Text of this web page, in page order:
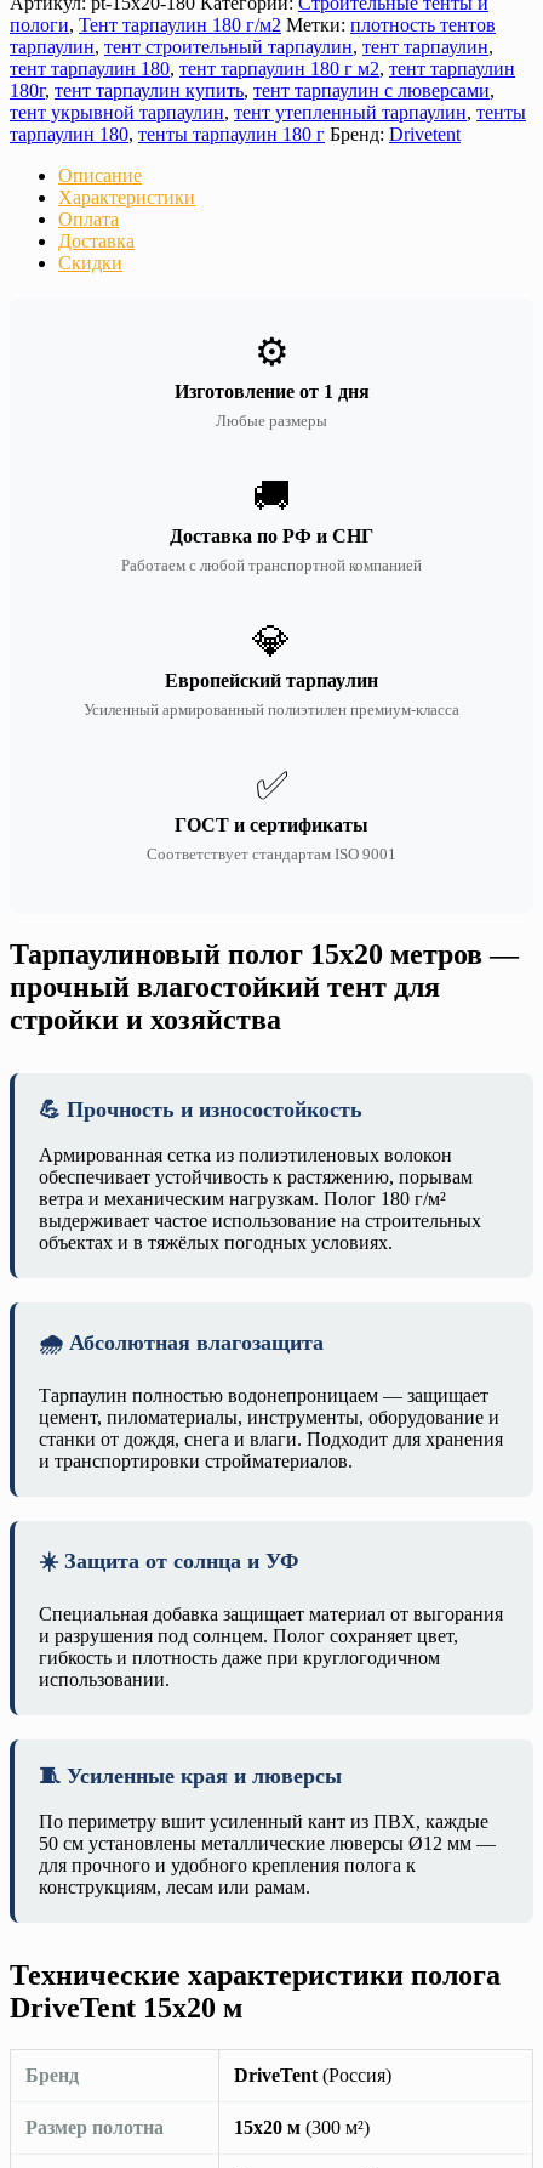
пологи, Тент тарпаулин 180 г/м2 Метки: плотность тентов
тарпаулин, тент строительный тарпаулин, тент тарпаулин,
тент тарпаулин 180, тент тарпаулин 180 г м2, тент тарпаулин
180г, тент тарпаулин купить, тент тарпаулин с люверсами,
тент укрывной тарпаулин, тент утепленный тарпаулин, тенты
тарпаулин 180, тенты тарпаулин 180 г Бренд: Drivetent
Описание
Характеристики
Оплата
Доставка
Скидки
⚙️
Изготовление от 1 дня
Любые размеры
🚚
Доставка по РФ и СНГ
Работаем с любой транспортной компанией
💎
Европейский тарпаулин
Усиленный армированный полиэтилен премиум-класса
✅
ГОСТ и сертификаты
Соответствует стандартам ISO 9001
Тарпаулиновый полог 15х20 метров —
прочный влагостойкий тент для
стройки и хозяйства
💪 Прочность и износостойкость
Армированная сетка из полиэтиленовых волокон
обеспечивает устойчивость к растяжению, порывам
ветра и механическим нагрузкам. Полог 180 г/м²
выдерживает частое использование на строительных
объектах и в тяжёлых погодных условиях.
🌧️ Абсолютная влагозащита
Тарпаулин полностью водонепроницаем — защищает
цемент, пиломатериалы, инструменты, оборудование и
станки от дождя, снега и влаги. Подходит для хранения
и транспортировки стройматериалов.
☀️ Защита от солнца и УФ
Специальная добавка защищает материал от выгорания
и разрушения под солнцем. Полог сохраняет цвет,
гибкость и плотность даже при круглогодичном
использовании.
🧵 Усиленные края и люверсы
По периметру вшит усиленный кант из ПВХ, каждые
50 см установлены металлические люверсы Ø12 мм —
для прочного и удобного крепления полога к
конструкциям, лесам или рамам.
Технические характеристики полога
DriveTent 15х20 м
Бренд DriveTent (Россия)
Размер полотна 15х20 м (300 м²)